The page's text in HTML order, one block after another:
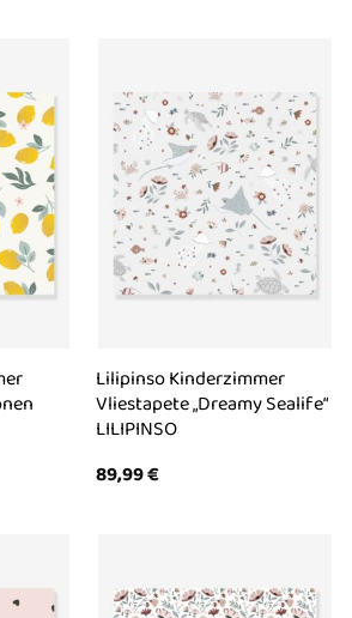
Lilipinso Kinderzimmer
Vliestapete „Dreamy Sealife“
LILIPINSO
89,99€